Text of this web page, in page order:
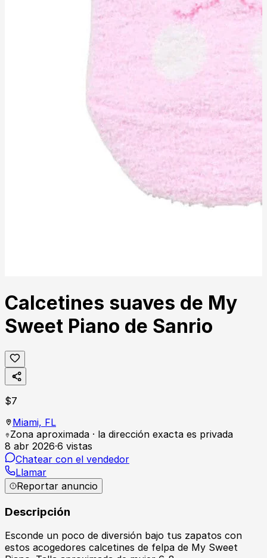
Calcetines suaves de My
Sweet Piano de Sanrio
$7
Miami, FL
Zona aproximada · la dirección exacta es privada
8 abr 2026·6 vistas
Chatear con el vendedor
Llamar
Reportar anuncio
Descripción
Esconde un poco de diversión bajo tus zapatos con
estos acogedores calcetines de felpa de My Sweet